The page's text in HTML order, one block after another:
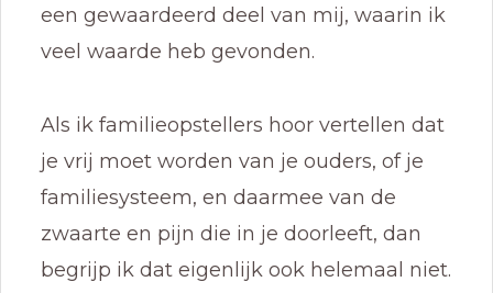
een gewaardeerd deel van mij, waarin ik
veel waarde heb gevonden.
Als ik familieopstellers hoor vertellen dat
je vrij moet worden van je ouders, of je
familiesysteem, en daarmee van de
zwaarte en pijn die in je doorleeft, dan
begrijp ik dat eigenlijk ook helemaal niet.